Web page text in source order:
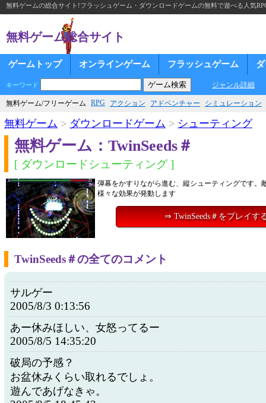
無料ゲームの総合サイト!フラッシュゲーム・ダウンロードゲームの無料で遊べる人気
無料ゲーム総合サイト
ゲームトップ オンラインゲーム フラッシュゲーム
キーワード ジャンル詳細
無料ゲーム/フリーゲーム RPG アクション アドベンチャー シミュレーション
無料ゲーム > ダウンロードゲーム > シューティング
無料ゲーム：TwinSeeds＃
[ ダウンロードシューティング ]
弾幕をかすりながら進む、縦シューティングです。
様々な効果が発動します
⇒ TwinSeeds＃をプレイす
TwinSeeds＃の全てのコメント
サルゲー
2005/8/3 0:13:56
あー休みほしい、女怒ってるー
2005/8/5 14:35:20
破局の予感？
お盆休みくらい取れるでしょ。
遊んであげなきゃ。